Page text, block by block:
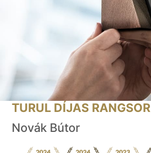
TURUL DÍJAS RANGSOR
Novák Bútor